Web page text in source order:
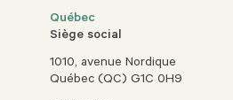
Québec
Siège social
1010, avenue Nordique
Québec (QC) G1C 0H9